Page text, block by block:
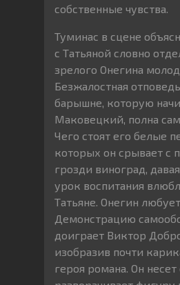
собственные чувства.
Туминас в сцене
с Татьяной словно
зрелого Онегина
Безжалостная
барышне, которую
Маковецкий, полна
Чего стоят его белые
которых он срывает с
грозди виноград,
урок воспитания
Татьяне. Онегин
Демонстрацию
доиграет Виктор
изобразив почти
героя романа. Он несет